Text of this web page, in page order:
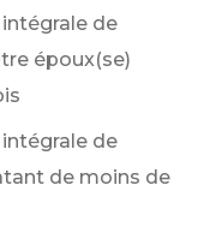
de
époux(se)
de
de moins de